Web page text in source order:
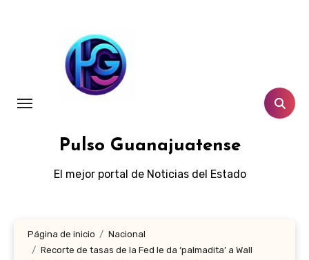
Pulso Guanajuatense
El mejor portal de Noticias del Estado
Página de inicio
Nacional
Recorte de tasas de la Fed le da ‘palmadita’ a Wall